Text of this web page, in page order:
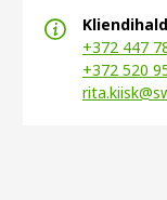
+372 447
+372 520